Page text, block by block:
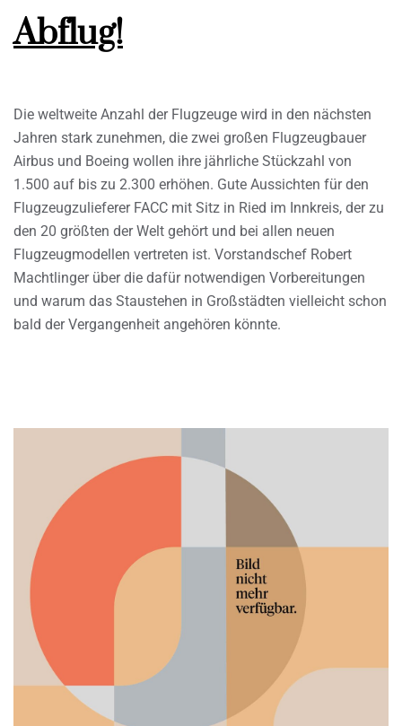
Abflug!
Die weltweite Anzahl der Flugzeuge wird in den nächsten
Jahren stark zunehmen, die zwei großen Flugzeugbauer
Airbus und Boeing wollen ihre jährliche Stückzahl von
1.500 auf bis zu 2.300 erhöhen. Gute Aussichten für den
Flugzeugzulieferer FACC mit Sitz in Ried im Innkreis, der zu
den 20 größten der Welt gehört und bei allen neuen
Flugzeugmodellen vertreten ist. Vorstandschef Robert
Machtlinger über die dafür notwendigen Vorbereitungen
und warum das Staustehen in Großstädten vielleicht schon
bald der Vergangenheit angehören könnte.